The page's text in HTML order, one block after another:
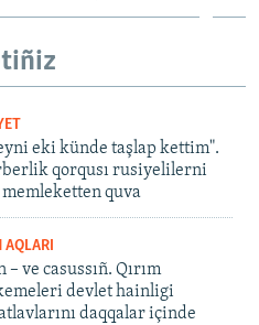
eki künde taşlap kettim".
qorqusı rusiyelilerni
quva
AQLARI
– ve casussıñ. Qırım
devlet hainligi
daqqalar içinde